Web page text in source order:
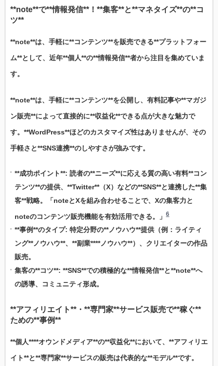
**note**で**情報発信**！**集客**と**マネタイズ**の**コ
ツ**
**note**は、手軽に**コンテンツ**を販売できる**プラットフォー
ム**として、近年**個人**の**情報発信**者から注目を集めていま
す。
**note**は、手軽に**コンテンツ**を公開し、有料記事や**マガジ
ン販売**によって直接的に**収益化**できる点が大きな魅力で
す。**WordPress**ほどのカスタマイズ性はありませんが、その
手軽さと**SNS連携**のしやすさが強みです。
**成功ポイント**: 読者の**ニーズ**に応える質の高い有料**コン
テンツ**の提供、**Twitter**（X）などの**SNS**と連携した**集
客**戦略。「noteとXを組み合わせることで、Xの集客力と
noteのコンテンツ販売機能を有効活用できる。」 6
**事例**のタイプ: 特定分野の**ノウハウ**提供（例：ライティ
ング**ノウハウ**、**副業****ノウハウ**）、クリエイターの作品
販売。
集客の**コツ**: **SNS**での積極的な**情報発信**と**note**へ
の誘導、コミュニティ形成。
**アフィリエイト**・**専門家**サービス販売で**稼ぐ**
ための**事例**
**個人****オウンドメディア**の**収益化**において、**アフィリエ
イト**と**専門家**サービスの販売は代表的な**モデル**です。